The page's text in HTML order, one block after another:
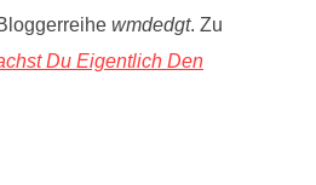
wmdedgt. Zu
Du Eigentlich Den